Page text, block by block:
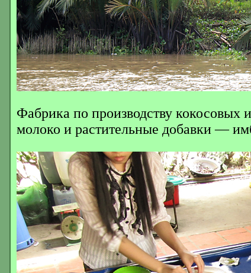
Фабрика по производству
молоко и растительные добавки —